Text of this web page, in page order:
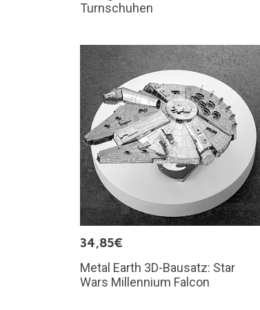
Turnschuhen
34,85€
Metal Earth 3D-Bausatz: Star
Wars Millennium Falcon